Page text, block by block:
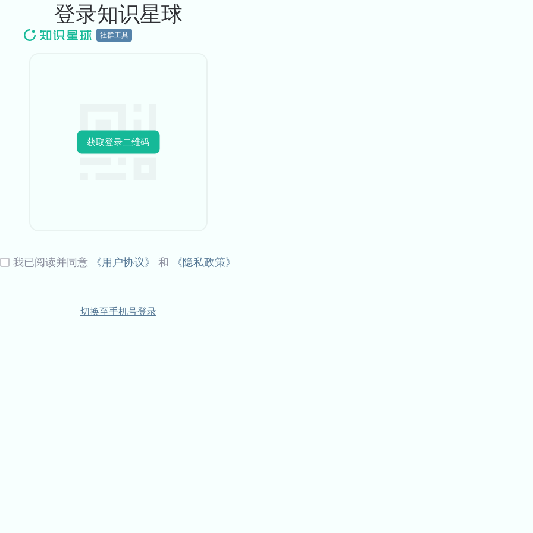
社群工具
登录知识星球
获取登录二维码
我已阅读并同意 《用户协议》 和 《隐私政策》
切换至手机号登录